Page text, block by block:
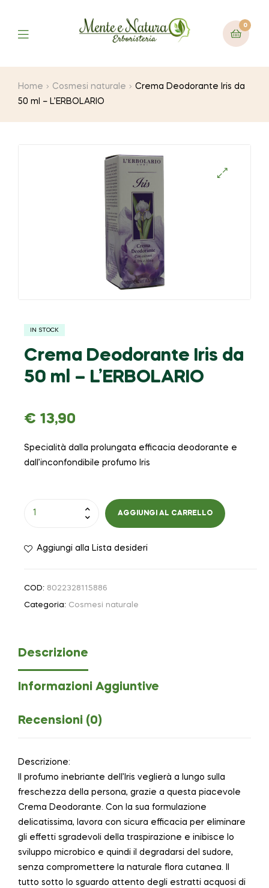
0
Home Cosmesi naturale
Crema Deodorante Iris da
50 ml – L’ERBOLARIO
IN STOCK
Crema Deodorante Iris da
50 ml – L’ERBOLARIO
€ 13,90
Specialità dalla prolungata efficacia deodorante e
dall’inconfondibile profumo Iris
AGGIUNGI AL CARRELLO
Aggiungi alla Lista desideri
COD: 8022328115886
Categoria: Cosmesi naturale
Descrizione
Informazioni Aggiuntive
Recensioni (0)
Descrizione:
Il profumo inebriante dell’Iris veglierà a lungo sulla
freschezza della persona, grazie a questa piacevole
Crema Deodorante. Con la sua formulazione
delicatissima, lavora con sicura efficacia per eliminare
gli effetti sgradevoli della traspirazione e inibisce lo
sviluppo microbico e quindi il degradarsi del sudore,
senza compromettere la naturale flora cutanea. Il
tutto sotto lo sguardo attento degli estratti acquosi di